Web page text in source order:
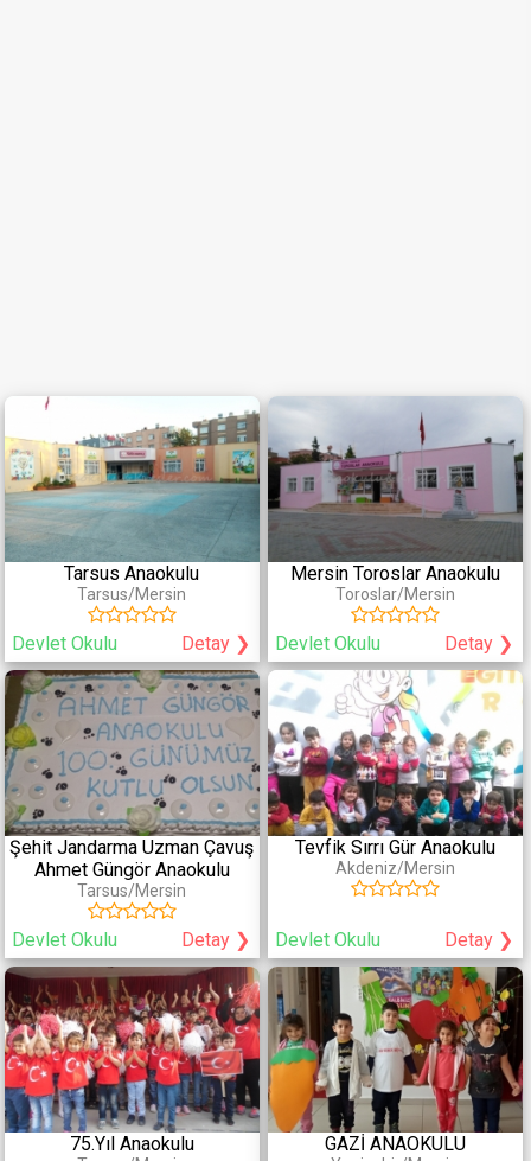
Yaş Grubu
0-2 Yaş
2-3 Yaş
3-4 Yaş
4-6 Yaş
6+ Yaş
Eğitim Yaklaşımı
Montessori
Reggio Emilia
PYP (Primary Years Program)
High Scope
Bank Street
Creative Cirriculum
Coperative
Diğer Eğitimler
Yabancı Dil
Kodlama
Satranç
Fiziksel Özellikler
Havuz
Bahçe
Çocuk Parkı
Konferans/Tiyatro Salonu
Hizmetler
Güvenlik
Kamera
Servis
Servis Ablası
Servis Öğretmeni
Yemekler Kurumumuzda
Yapılmaktadır
Sağlık Hizmetleri
Periyodik Doktor Kontrolü
Psikolojik/Pedagojik Danışmanlık
Aile Danışmanlığı
Doktor
Hemşire
Tarsus Anaokulu
Tarsus/Mersin
Devlet Okulu Detay ❯
Mersin Toroslar Anaokulu
Toroslar/Mersin
Devlet Okulu Detay ❯
Şehit Jandarma Uzman Çavuş
Ahmet Güngör Anaokulu
Tarsus/Mersin
Devlet Okulu Detay ❯
Tevfik Sırrı Gür Anaokulu
Akdeniz/Mersin
Devlet Okulu Detay ❯
75.Yıl Anaokulu GAZİ ANAOKULU